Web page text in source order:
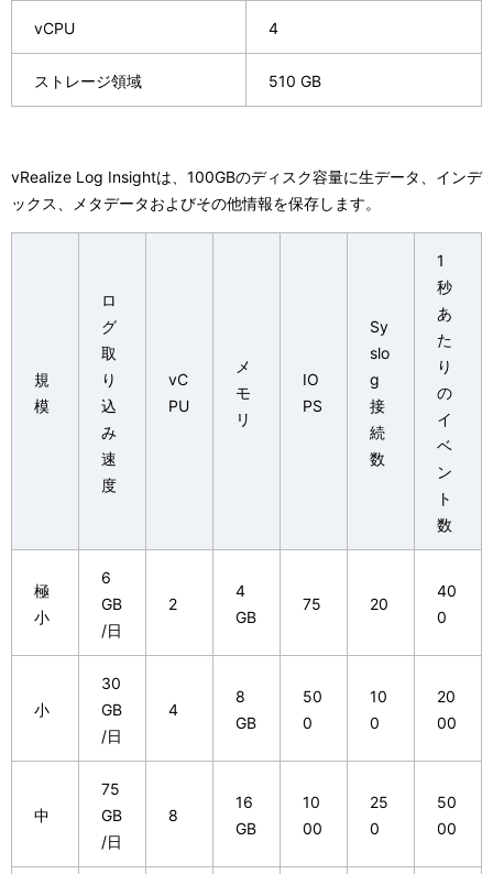
vCPU 4
ストレージ領域 510 GB
vRealize Log Insightは、100GBのディスク容量に生データ、インデ
ックス、メタデータおよびその他情報を保存します。
規
模
ロ
グ
取
り
込
み
速
度
vC
PU
メ
モ
リ
IO
PS
Sy
slo
g
接
続
数
1
秒
あ
た
り
の
イ
ベ
ン
ト
数
極
小
6
GB
/日
2
4
GB
75 20
40
0
小
30
GB
/日
4
8
GB
50
0
10
0
20
00
中
75
GB
/日
8
16
GB
10
00
25
0
50
00